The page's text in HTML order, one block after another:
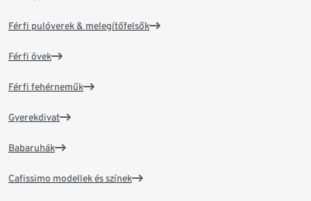
Férfi pulóverek & melegítőfelsők
Férfi övek
Férfi fehérneműk
Gyerekdivat
Babaruhák
Cafissimo modellek és színek